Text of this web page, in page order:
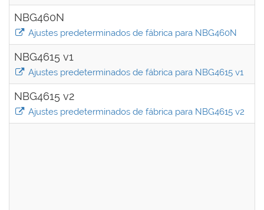
NBG460N
Ajustes predeterminados de fábrica para NBG460N
NBG4615 v1
Ajustes predeterminados de fábrica para NBG4615 v1
NBG4615 v2
Ajustes predeterminados de fábrica para NBG4615 v2